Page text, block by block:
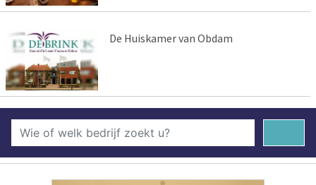
De Huiskamer van Obdam